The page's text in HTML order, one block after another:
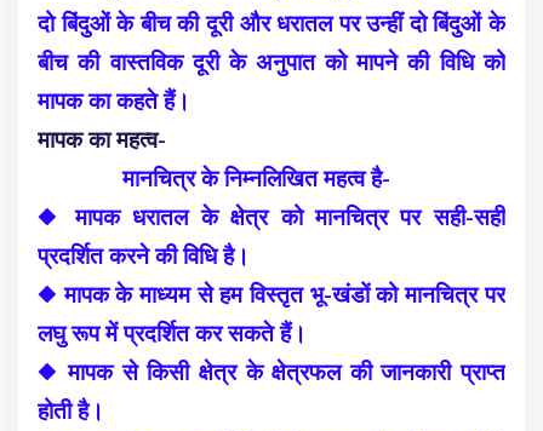
दो बिंदुओं के बीच की दूरी और धरातल पर उन्हीं दो बिंदुओं के
बीच की वास्तविक दूरी के अनुपात को मापने की विधि को
मापक का कहते हैं।
मापक का महत्व-
मानचित्र के निम्नलिखित महत्व है-
◆ मापक धरातल के क्षेत्र को मानचित्र पर सही-सही
प्रदर्शित करने की विधि है।
◆ मापक के माध्यम से हम विस्तृत भू-खंडों को मानचित्र पर
लघु रूप में प्रदर्शित कर सकते हैं।
◆ मापक से किसी क्षेत्र के क्षेत्रफल की जानकारी प्राप्त
होती है।